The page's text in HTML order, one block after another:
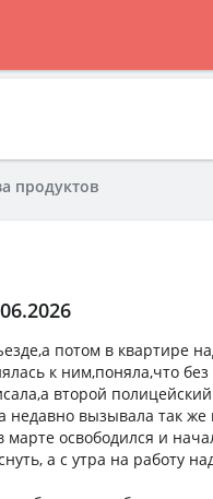
продуктов
потом в квартире
к ним,поняла,что
второй
недавно вызывала так
марте освободился и
а с утра на работу